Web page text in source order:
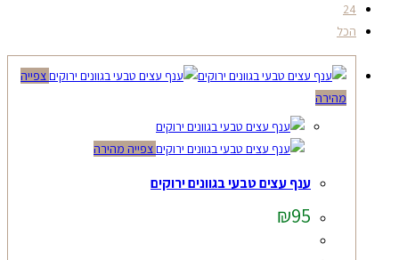
24
הכל
צפייה
מהירה
צפייה מהירה
ענף עצים טבעי בגוונים ירוקים
₪95